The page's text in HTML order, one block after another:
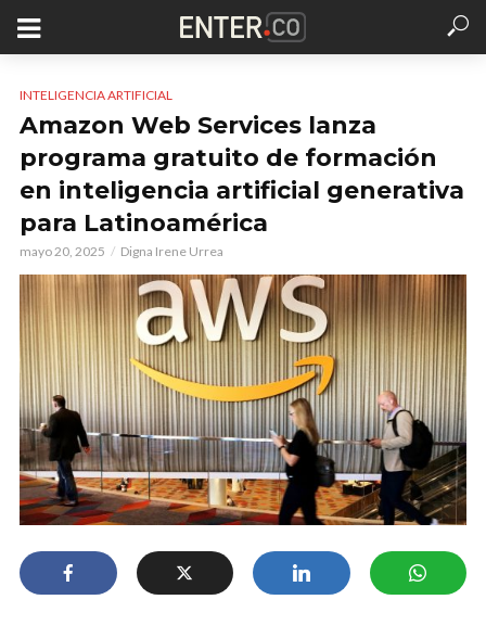
INTELIGENCIA ARTIFICIAL
Amazon Web Services lanza
programa gratuito de formación
en inteligencia artificial generativa
para Latinoamérica
mayo 20, 2025 Digna Irene Urrea